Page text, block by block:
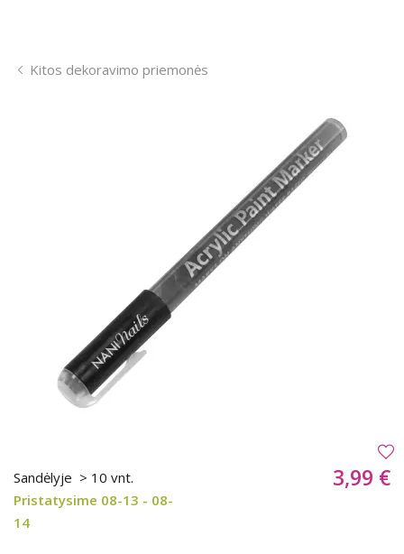
Kitos dekoravimo priemonės
Sandėlyje > 10 vnt.
Pristatysime 08-13 - 08-
14
3,99 €